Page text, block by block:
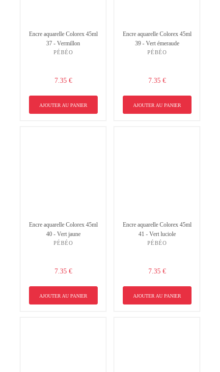
Encre aquarelle Colorex 45ml
37 - Vermillon
PÉBÉO
7.35 €
AJOUTER AU PANIER
Encre aquarelle Colorex 45ml
39 - Vert émeraude
PÉBÉO
7.35 €
AJOUTER AU PANIER
Encre aquarelle Colorex 45ml
40 - Vert jaune
PÉBÉO
7.35 €
AJOUTER AU PANIER
Encre aquarelle Colorex 45ml
41 - Vert luciole
PÉBÉO
7.35 €
AJOUTER AU PANIER